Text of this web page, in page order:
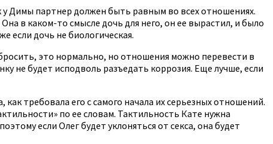
у Димы партнер должен быть равным во всех отношениях.
в каком-то смысле дочь для него, он ее вырастил, и было
если дочь не биологическая.
это нормально, но отношения можно перевести в
не будет исподволь разъедать коррозия. Еще лучше, если
как требовала его с самого начала их серьезных отношений.
по ее словам. Тактильность Кате нужна
если Олег будет уклоняться от секса, она будет